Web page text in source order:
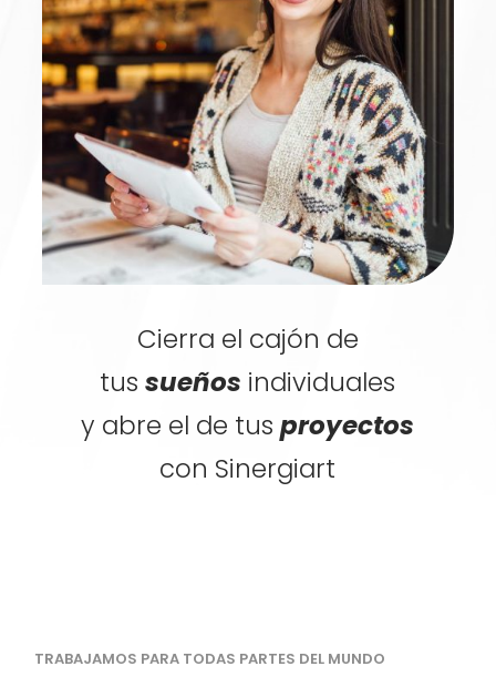
Cierra el cajón de
tussueños individuales
y abre el de tusproyectos
con Sinergiart
TRABAJAMOS PARA TODAS PARTES DEL MUNDO